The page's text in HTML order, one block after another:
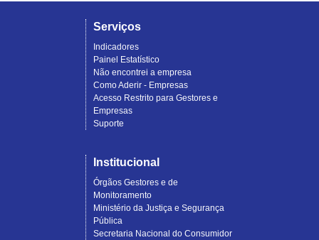
Serviços
Indicadores
Painel Estatístico
Não encontrei a empresa
Como Aderir - Empresas
Acesso Restrito para Gestores e
Empresas
Suporte
Institucional
Órgãos Gestores e de
Monitoramento
Ministério da Justiça e Segurança
Pública
Secretaria Nacional do Consumidor